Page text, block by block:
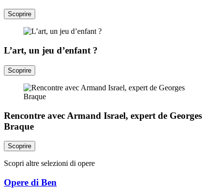
Scoprire
L’art, un jeu d’enfant ?
Scoprire
Rencontre avec Armand Israel, expert de Georges
Braque
Scoprire
Scopri altre selezioni di opere
Opere di Ben